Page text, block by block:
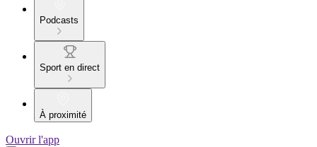
Podcasts
Sport en direct
À proximité
Ouvrir l'app